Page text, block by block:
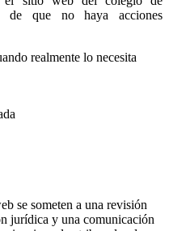
de que no haya acciones
realmente lo necesita
se someten a una revisión
jurídica y una comunicación